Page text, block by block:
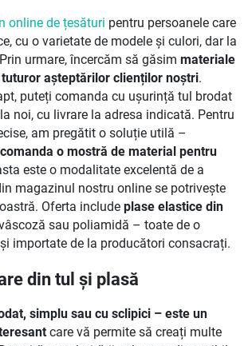
online de țesături pentru persoanele care
cu o varietate de modele și culori, dar la
urmare, încercăm să găsim materiale
așteptărilor clienților noștri.
puteți comanda cu ușurință tul brodat
noi, cu livrare la adresa indicată. Pentru
am pregătit o soluție utilă –
o mostră de material pentru
este o modalitate excelentă de a
magazinul nostru online se potrivește
Oferta include plase elastice din
sau poliamidă – toate de o
importate de la producători consacrați.
din tul și plasă
simplu sau cu sclipici – este un
care vă permite să creați multe